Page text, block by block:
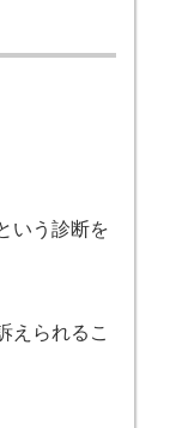
いう診断を
えられるこ